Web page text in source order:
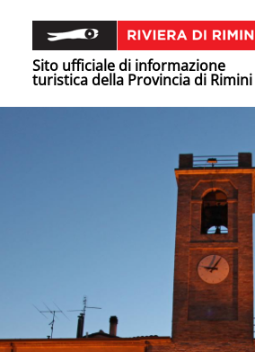
Sito ufficiale di informazione
turistica della Provincia di Rimini